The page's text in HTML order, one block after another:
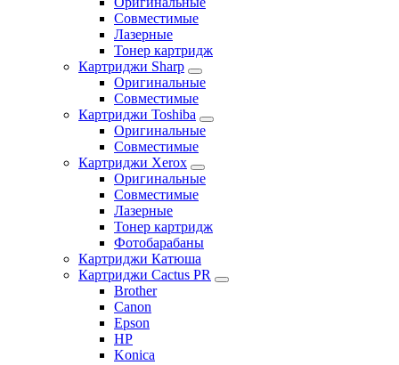
Совместимые
Лазерные
Тонер картридж
Картриджи Sharp
Оригинальные
Совместимые
Картриджи Toshiba
Оригинальные
Совместимые
Картриджи Xerox
Оригинальные
Совместимые
Лазерные
Тонер картридж
Фотобарабаны
Картриджи Катюша
Картриджи Cactus PR
Brother
Canon
Epson
HP
Konica